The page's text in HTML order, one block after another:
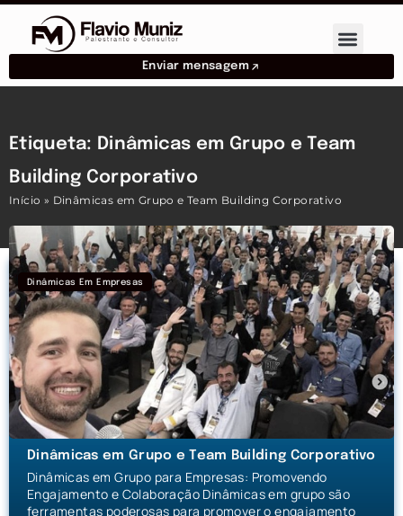
Enviar mensagem
Etiqueta: Dinâmicas em Grupo e Team
Building Corporativo
Início » Dinâmicas em Grupo e Team Building Corporativo
Dinâmicas Em Empresas
Dinâmicas em Grupo e Team Building Corporativo
Dinâmicas em Grupo para Empresas: Promovendo
Engajamento e Colaboração Dinâmicas em grupo são
ferramentas poderosas para promover o engajamento